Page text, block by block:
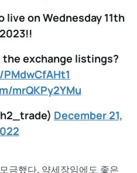
live on Wednesday 11th
the exchange listings?
mrQKPy2YMu
December 21,
금했다. 약세장임에도 좋은